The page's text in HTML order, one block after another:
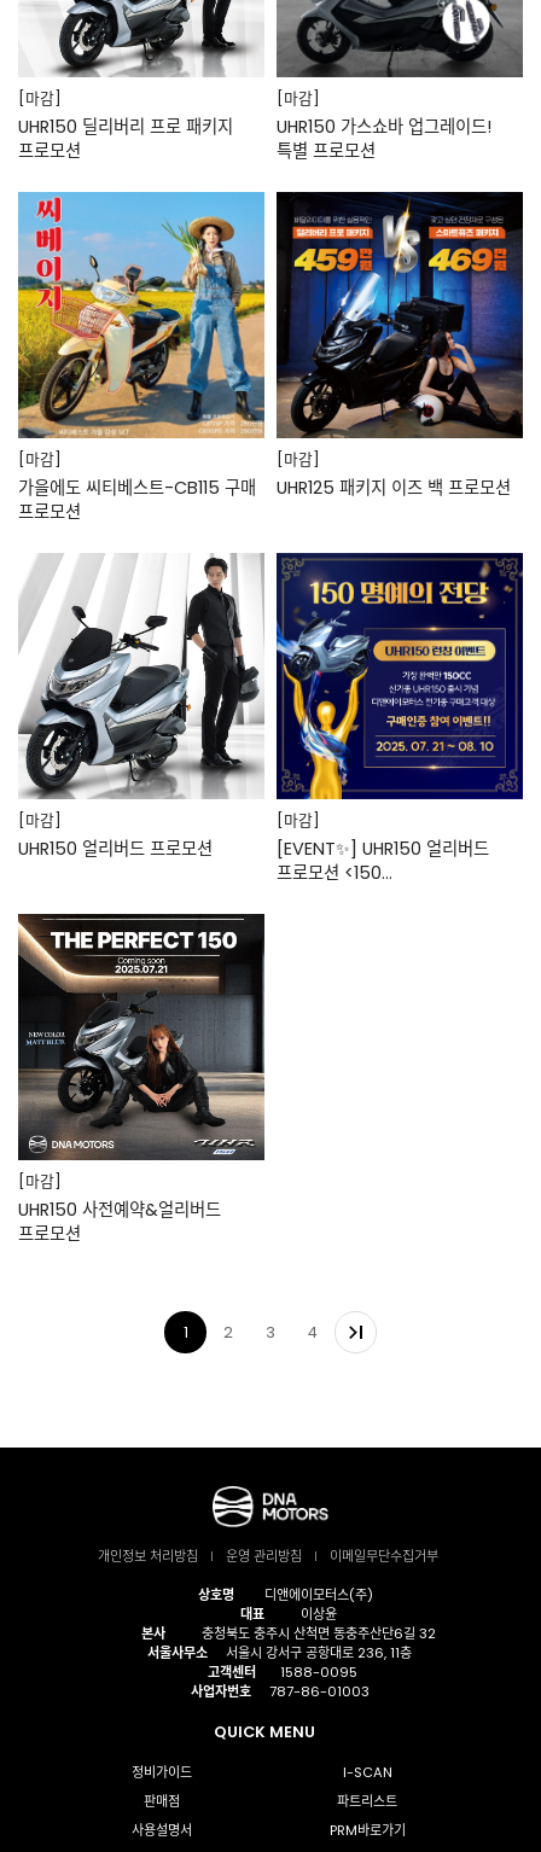
[마감]
UHR150 딜리버리 프로 패키지
프로모션
[마감]
UHR150 가스쇼바 업그레이드!
특별 프로모션
[마감]
가을에도 씨티베스트-CB115 구매
프로모션
[마감]
UHR125 패키지 이즈 백 프로모션
[마감]
UHR150 얼리버드 프로모션
[마감]
[EVENT✨] UHR150 얼리버드
프로모션 <150…
[마감]
UHR150 사전예약&얼리버드
프로모션
1 2 3 4
개인정보 처리방침 운영 관리방침
이메일무단수집거부
상호명
디앤에이모터스(주)
대표
이상윤
본사
충청북도 충주시 산척면 동충주산단6길 32
서울사무소
서울시 강서구 공항대로 236, 11층
고객센터
1588-0095
사업자번호
787-86-01003
QUICK MENU
정비가이드
I-SCAN
판매점
파트리스트
사용설명서
PRM바로가기